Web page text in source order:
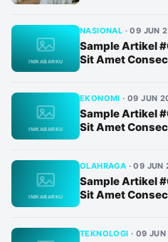
NASIONAL ·09 JUN
Sample Artikel
Sit Amet
EKONOMI ·09 JUN
Sample Artikel
Sit Amet
OLAHRAGA ·09 JUN
Sample Artikel
Sit Amet
TEKNOLOGI · 09 JUN